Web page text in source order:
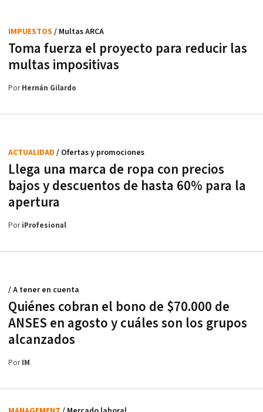
Toma fuerza el proyecto para reducir las
multas impositivas
IMPUESTOS / Multas ARCA
PorHernán Gilardo
Llega una marca de ropa con precios
bajos y descuentos de hasta 60% para la
apertura
ACTUALIDAD / Ofertas y promociones
PoriProfesional
Quiénes cobran el bono de $70.000 de
ANSES en agosto y cuáles son los grupos
alcanzados
/ A tener en cuenta
PorIM